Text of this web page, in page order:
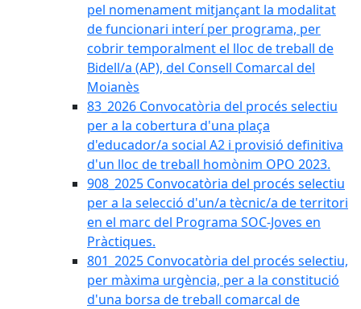
pel nomenament mitjançant la modalitat
de funcionari interí per programa, per
cobrir temporalment el lloc de treball de
Bidell/a (AP), del Consell Comarcal del
Moianès
83_2026 Convocatòria del procés selectiu
per a la cobertura d'una plaça
d'educador/a social A2 i provisió definitiva
d'un lloc de treball homònim OPO 2023.
908_2025 Convocatòria del procés selectiu
per a la selecció d'un/a tècnic/a de territori
en el marc del Programa SOC-Joves en
Pràctiques.
801_2025 Convocatòria del procés selectiu,
per màxima urgència, per a la constitució
d'una borsa de treball comarcal de